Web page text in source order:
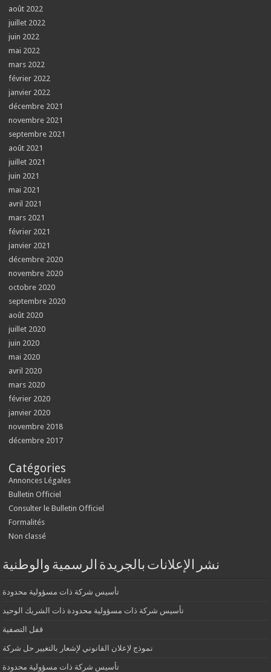
août 2022
juillet 2022
juin 2022
mai 2022
mars 2022
février 2022
janvier 2022
décembre 2021
novembre 2021
septembre 2021
août 2021
juillet 2021
juin 2021
mai 2021
avril 2021
mars 2021
février 2021
janvier 2021
décembre 2020
novembre 2020
octobre 2020
septembre 2020
août 2020
juillet 2020
juin 2020
mai 2020
avril 2020
mars 2020
février 2020
janvier 2020
novembre 2018
décembre 2017
Catégories
Annonces Légales
Bulletin Officiel
Consulter le Bulletin Officiel
Formalités
Non classé
نشر الإعلانات بالجريدة الرسمية والوطنية
تأسيس شركة ذات مسؤولية محدودة
تأسيس شركة ذات مسؤولية محدودة ذات الشريك الوحيد
قفل التصفية
نموذج لإعلان القانوني لإشعار بالتغيير حل شركة
تأسيس شركة ذات مسؤولية محدودة